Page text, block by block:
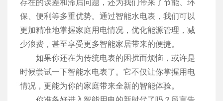
存在的误差和滞后问题，还为我们带来了节能、环
保、便利等多重优势。通过智能水电表，我们可以
更加精准地掌握家庭用电情况，优化能源管理，减
少浪费，甚至享受更多智能家居带来的便捷。
如果你还在为传统电表的困扰而烦恼，或许是
时候尝试一下智能水电表了。它不仅让你掌握用电
情况，更能为你的家庭带来全新的智能体验。